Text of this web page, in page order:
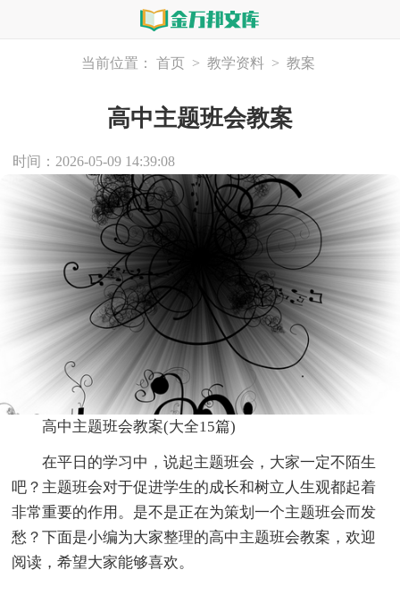
当前位置： 首页 > 教学资料 > 教案
高中主题班会教案
时间：2026-05-09 14:39:08
高中主题班会教案(大全15篇)
在平日的学习中，说起主题班会，大家一定不陌生
吧？主题班会对于促进学生的成长和树立人生观都起着
非常重要的作用。是不是正在为策划一个主题班会而发
愁？下面是小编为大家整理的高中主题班会教案，欢迎
阅读，希望大家能够喜欢。